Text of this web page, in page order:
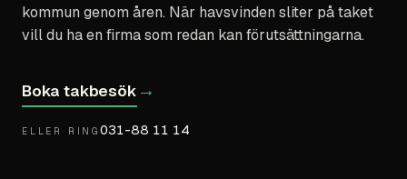
kommun genom åren. När havsvinden sliter på taket
vill du ha en firma som redan kan förutsättningarna.
Boka takbesök →
ELLER RING 031-88 11 14